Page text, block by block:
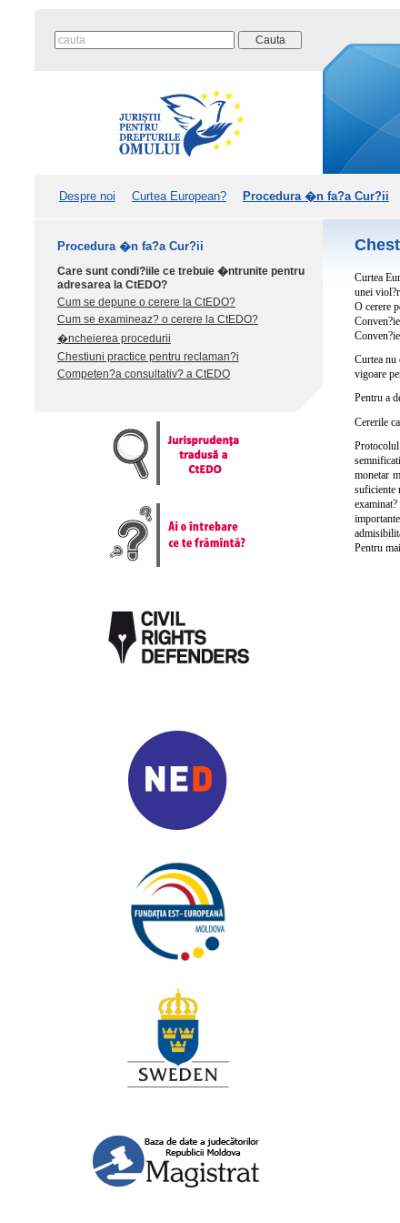
Despre noi Curtea European? Procedura �n fa?a Cur?ii
Procedura �n fa?a Cur?ii
Care sunt condi?iile ce trebuie �ntrunite pentru
adresarea la CtEDO?
Cum se depune o cerere la CtEDO?
Cum se examineaz? o cerere la CtEDO?
�ncheierea procedurii
Chestiuni practice pentru reclaman?i
Competen?a consultativ? a CtEDO
Curtea
unei
O cerere
Curtea
vigoare
Pentru a
Cererile
monetar
suficiente
Pentru